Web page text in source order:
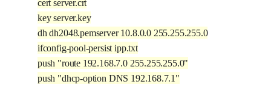
cert server.crt
key server.key
dh dh2048.pemserver 10.8.0.0 255.255.255.0
ifconfig-pool-persist ipp.txt
push "route 192.168.7.0 255.255.255.0"
push "dhcp-option DNS 192.168.7.1"